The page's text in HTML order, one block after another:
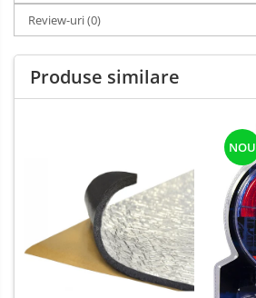
Review-uri(0)
Produse similare
NOU